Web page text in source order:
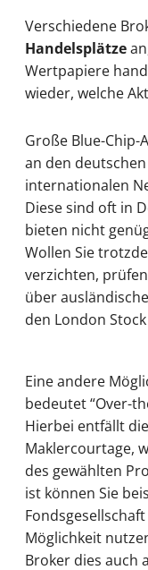
Verschiedene
Handelsplätze
Wertpapiere
wieder, welche
Große Blue-
an den
internationalen
Diese sind oft in
bieten nicht
Wollen Sie
verzichten,
über
den London
Eine andere
bedeutet “Over-
Hierbei entfällt
Maklercourtage,
des gewählten
ist können Sie
Möglichkeit
Broker dies auch